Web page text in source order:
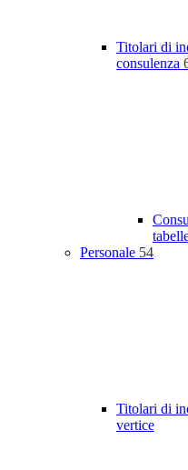
Titolari di
consulenza
Personale 54
Titolari di
vertice